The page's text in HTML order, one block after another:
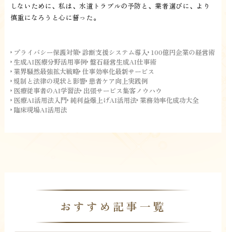
しないために、私は、水道トラブルの予防と、業者選びに、より
慎重になろうと心に誓った。
プライバシー保護対策 診断支援システム導入 100億円企業の経営術
生成AI医療分野活用事例 盤石経営生成AI仕事術
業界騒然最強拡大戦略 仕事効率化最新サービス
規制と法律の現状と影響 患者ケア向上実践例
医療従事者のAI学習法 出張サービス集客ノウハウ
医療AI活用法入門 純利益爆上げAI活用法 業務効率化成功大全
臨床現場AI活用法
おすすめ記事一覧